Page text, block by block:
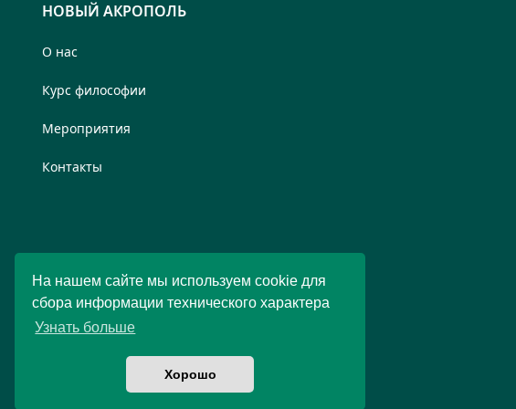
На нашем сайте мы используем cookie для
сбора информации технического характера
Узнать больше
Хорошо
НОВЫЙ АКРОПОЛЬ
О нас
Курс философии
Мероприятия
Контакты